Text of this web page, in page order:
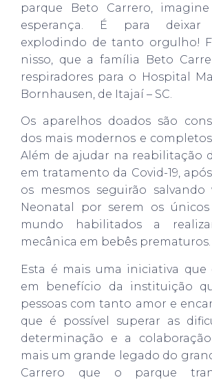
parque Beto Carrero,
esperança. É para
explodindo de tanto orgulho!
nisso, que a família Beto
respiradores para o Hospital
Bornhausen, de Itajaí – SC.
Os aparelhos doados são
dos mais modernos e
Além de ajudar na reabilitação
em tratamento da Covid-19,
os mesmos seguirão salvando
Neonatal por serem os
mundo habilitados a
mecânica em bebês prematuros.
Esta é mais uma iniciativa que
em benefício da instituição
pessoas com tanto amor e
que é possível superar as
determinação e a
mais um grande legado do
Carrero que o parque